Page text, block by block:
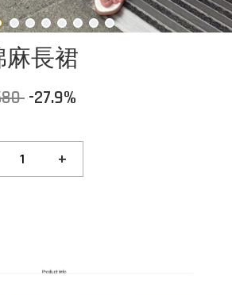
長裙
-27.9%
+